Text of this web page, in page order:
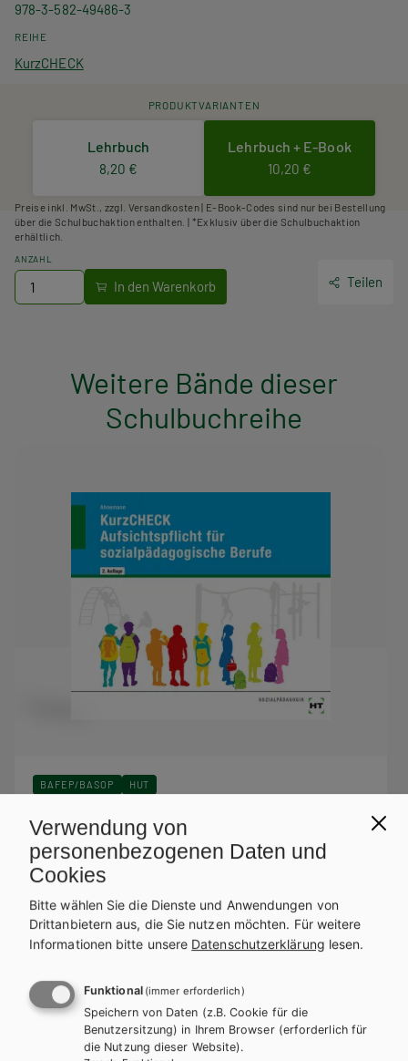
978-3-582-49486-3
REIHE
KurzCHECK
PRODUKTVARIANTEN
Lehrbuch
8,20 €
Lehrbuch + E-Book
10,20 €
Preise inkl. MwSt., zzgl. Versandkosten | E-Book-Codes sind nur bei Bestellung
über die Schulbuchaktion enthalten. | *Exklusiv über die Schulbuchaktion
erhältlich.
ANZAHL
Teilen
Weitere Bände dieser
Schulbuchreihe
BAFEP/BASOP HUT
sozialpädagogische Berufe
Lehrbuch
Verwendung von
personenbezogenen Daten und
Cookies
Bitte wählen Sie die Dienste und Anwendungen von
Drittanbietern aus, die Sie nutzen möchten. Für weitere
Informationen bitte unsere Datenschutzerklärung lesen.
Funktional (immer erforderlich)
Speichern von Daten (z.B. Cookie für die
Benutzersitzung) in Ihrem Browser (erforderlich für
die Nutzung dieser Website).